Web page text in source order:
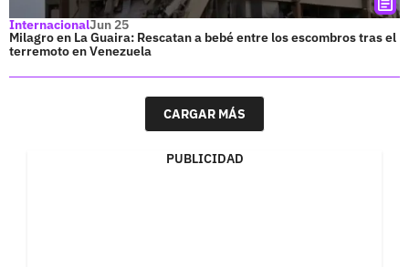
InternacionalJun 25
Milagro en La Guaira: Rescatan a bebé entre los escombros tras el
terremoto en Venezuela
CARGAR MÁS
PUBLICIDAD